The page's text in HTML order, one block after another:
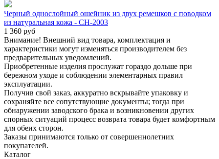
Черный однослойный ошейник из двух ремешков с поводком
из натуральная кожа - CH-2003
1 360 руб
Внимание! Внешний вид товара, комплектация и
характеристики могут изменяться производителем без
предварительных уведомлений.
Приобретенные изделия прослужат гораздо дольше при
бережном уходе и соблюдении элементарных правил
эксплуатации.
Получив свой заказ, аккуратно вскрывайте упаковку и
сохраняйте все сопутствующие документы; тогда при
обнаружении заводского брака и возникновении других
спорных ситуаций процесс возврата товара будет комфортным
для обеих сторон.
Заказы принимаются только от совершеннолетних
покупателей.
Каталог